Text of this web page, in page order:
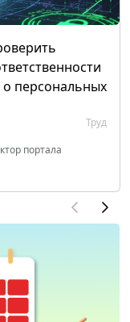
о персональных
Труд
портала